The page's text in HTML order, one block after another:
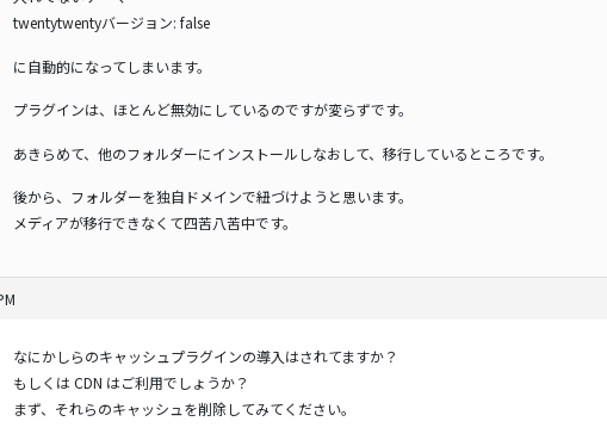
twentytwentyバージョン: false
に自動的になってしまいます。
プラグインは、ほとんど無効にしているのですが変らずです。
あきらめて、他のフォルダーにインストールしなおして、移行しているところです。
後から、フォルダーを独自ドメインで紐づけようと思います。
メディアが移行できなくて四苦八苦中です。
なにかしらのキャッシュプラグインの導入はされてますか？
もしくは CDN はご利用でしょうか？
まず、それらのキャッシュを削除してみてください。